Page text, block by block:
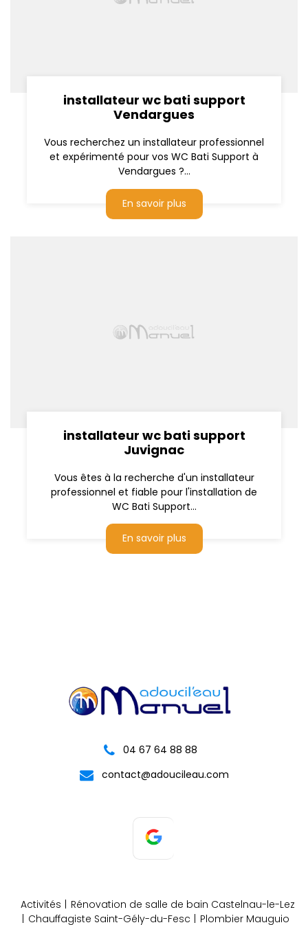
installateur wc bati support
Vendargues
Vous recherchez un installateur professionnel
et expérimenté pour vos WC Bati Support à
Vendargues ?...
En savoir plus
installateur wc bati support
Juvignac
Vous êtes à la recherche d'un installateur
professionnel et fiable pour l'installation de
WC Bati Support...
En savoir plus
04 67 64 88 88
contact@adoucileau.com
Activités
Rénovation de salle de bain Castelnau-le-Lez
Chauffagiste Saint-Gély-du-Fesc
Plombier Mauguio